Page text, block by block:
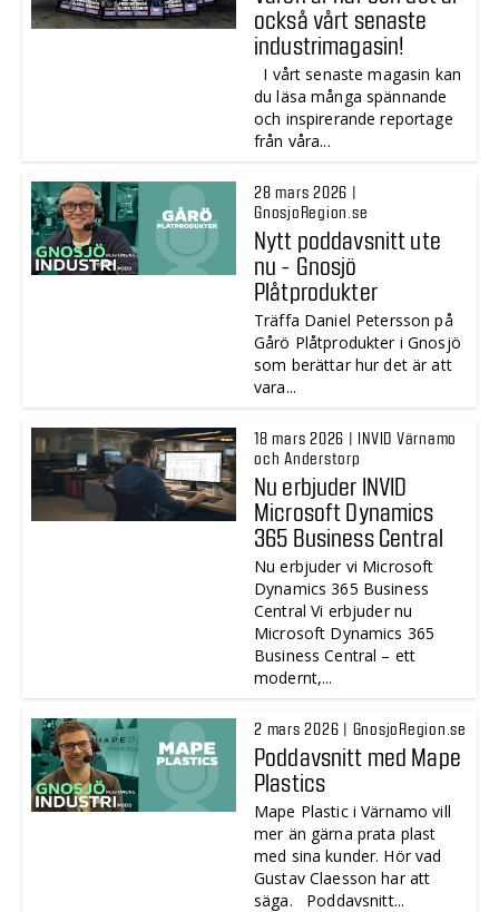
också vårt senaste
industrimagasin!
I vårt senaste magasin kan
du läsa många spännande
och inspirerande reportage
från våra...
28 mars 2026 |
GnosjoRegion.se
Nytt poddavsnitt ute
nu - Gnosjö
Plåtprodukter
Träffa Daniel Petersson på
Gårö Plåtprodukter i Gnosjö
som berättar hur det är att
vara...
18 mars 2026 | INVID Värnamo
och Anderstorp
Nu erbjuder INVID
Microsoft Dynamics
365 Business Central
Nu erbjuder vi Microsoft
Dynamics 365 Business
Central Vi erbjuder nu
Microsoft Dynamics 365
Business Central – ett
modernt,...
2 mars 2026 | GnosjoRegion.se
Poddavsnitt med Mape
Plastics
Mape Plastic i Värnamo vill
mer än gärna prata plast
med sina kunder. Hör vad
Gustav Claesson har att
säga. Poddavsnitt...